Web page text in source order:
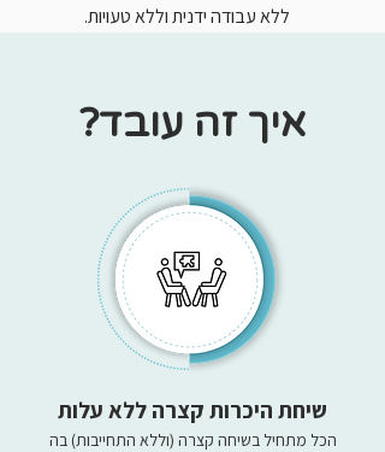
ללא עבודה ידנית וללא טעויות.
איך זה עובד?
שיחת היכרות קצרה ללא עלות
הכל מתחיל בשיחה קצרה (וללא התחייבות) בה